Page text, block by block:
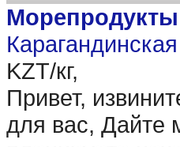
Морепродукты
KZT/кг,
Привет,
для вас, Дайте